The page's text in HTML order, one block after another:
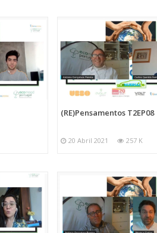
(RE)Pensamentos T2EP08
20 Abril 2021 257 K